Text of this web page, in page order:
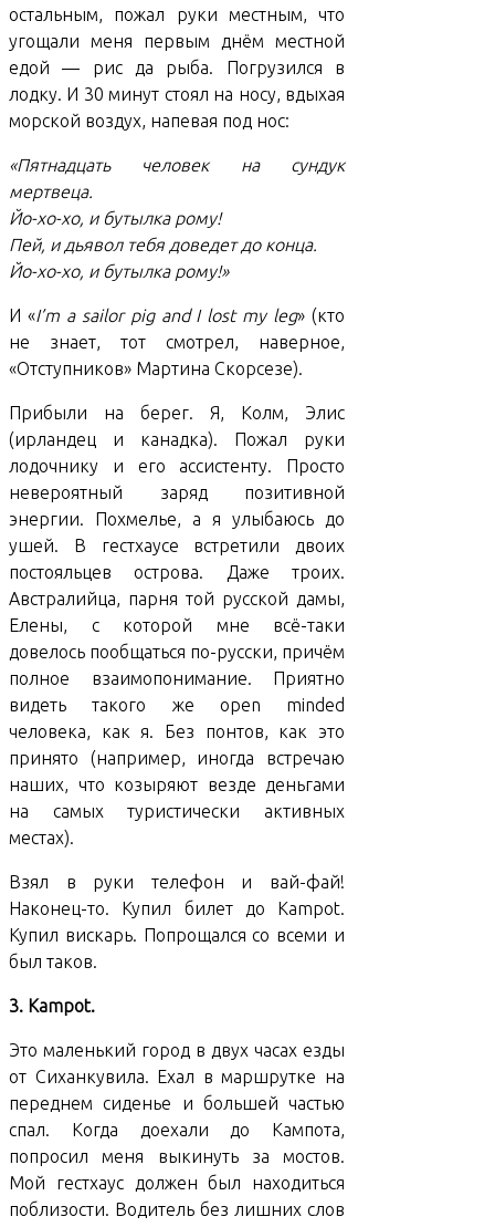
остальным, пожал руки местным, что
угощали меня первым днём местной
едой — рис да рыба. Погрузился в
лодку. И 30 минут стоял на носу, вдыхая
морской воздух, напевая под нос:
«Пятнадцать человек на сундук
мертвеца.
Йо-хо-хо, и бутылка рому!
Пей, и дьявол тебя доведет до конца.
Йо-хо-хо, и бутылка рому!»
И «I’m a sailor pig and I lost my leg» (кто
не знает, тот смотрел, наверное,
«Отступников» Мартина Скорсезе).
Прибыли на берег. Я, Колм, Элис
(ирландец и канадка). Пожал руки
лодочнику и его ассистенту. Просто
невероятный заряд позитивной
энергии. Похмелье, а я улыбаюсь до
ушей. В гестхаусе встретили двоих
постояльцев острова. Даже троих.
Австралийца, парня той русской дамы,
Елены, с которой мне всё-таки
довелось пообщаться по-русски, причём
полное взаимопонимание. Приятно
видеть такого же open minded
человека, как я. Без понтов, как это
принято (например, иногда встречаю
наших, что козыряют везде деньгами
на самых туристически активных
местах).
Взял в руки телефон и вай-фай!
Наконец-то. Купил билет до Kampot.
Купил вискарь. Попрощался со всеми и
был таков.
3. Kampot.
Это маленький город в двух часах езды
от Сиханкувила. Ехал в маршрутке на
переднем сиденье и большей частью
спал. Когда доехали до Кампота,
попросил меня выкинуть за мостов.
Мой гестхаус должен был находиться
поблизости. Водитель без лишних слов